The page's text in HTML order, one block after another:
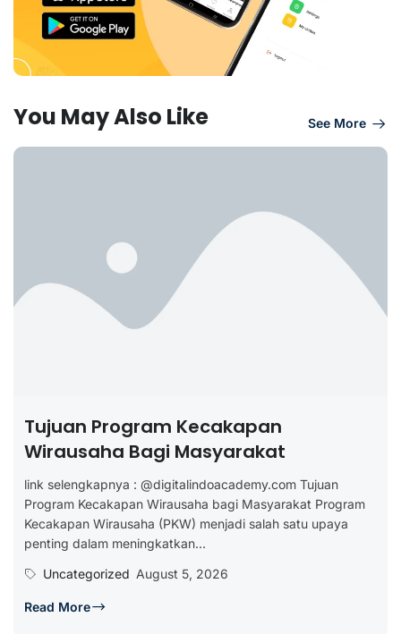
You May Also Like See More
Tujuan Program Kecakapan
Wirausaha Bagi Masyarakat
link selengkapnya : @digitalindoacademy.com Tujuan
Program Kecakapan Wirausaha bagi Masyarakat Program
Kecakapan Wirausaha (PKW) menjadi salah satu upaya
penting dalam meningkatkan...
Uncategorized August 5, 2026
Read More